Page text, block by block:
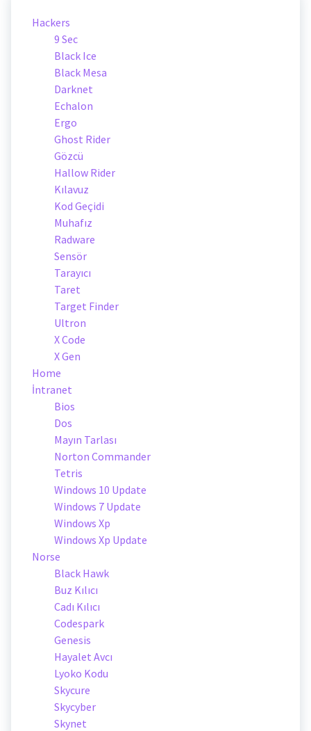
Hackers
9 Sec
Black Ice
Black Mesa
Darknet
Echalon
Ergo
Ghost Rider
Gözcü
Hallow Rider
Kılavuz
Kod Geçidi
Muhafız
Radware
Sensör
Tarayıcı
Taret
Target Finder
Ultron
X Code
X Gen
Home
İntranet
Bios
Dos
Mayın Tarlası
Norton Commander
Tetris
Windows 10 Update
Windows 7 Update
Windows Xp
Windows Xp Update
Norse
Black Hawk
Buz Kılıcı
Cadı Kılıcı
Codespark
Genesis
Hayalet Avcı
Lyoko Kodu
Skycure
Skycyber
Skynet